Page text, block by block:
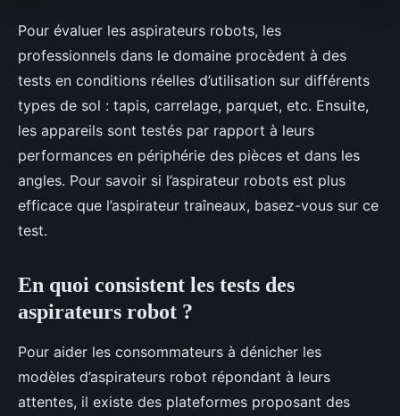
Pour évaluer les aspirateurs robots, les
professionnels dans le domaine procèdent à des
tests en conditions réelles d’utilisation sur différents
types de sol : tapis, carrelage, parquet, etc. Ensuite,
les appareils sont testés par rapport à leurs
performances en périphérie des pièces et dans les
angles. Pour savoir si l’aspirateur robots est plus
efficace que l’aspirateur traîneaux, basez-vous sur ce
test.
En quoi consistent les tests des
aspirateurs robot ?
Pour aider les consommateurs à dénicher les
modèles d’aspirateurs robot répondant à leurs
attentes, il existe des plateformes proposant des